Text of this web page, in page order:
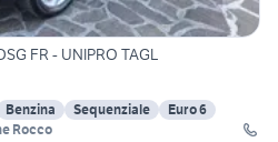
FR - UNIPRO TAGL
Benzina Sequenziale
Euro 6
Rocco